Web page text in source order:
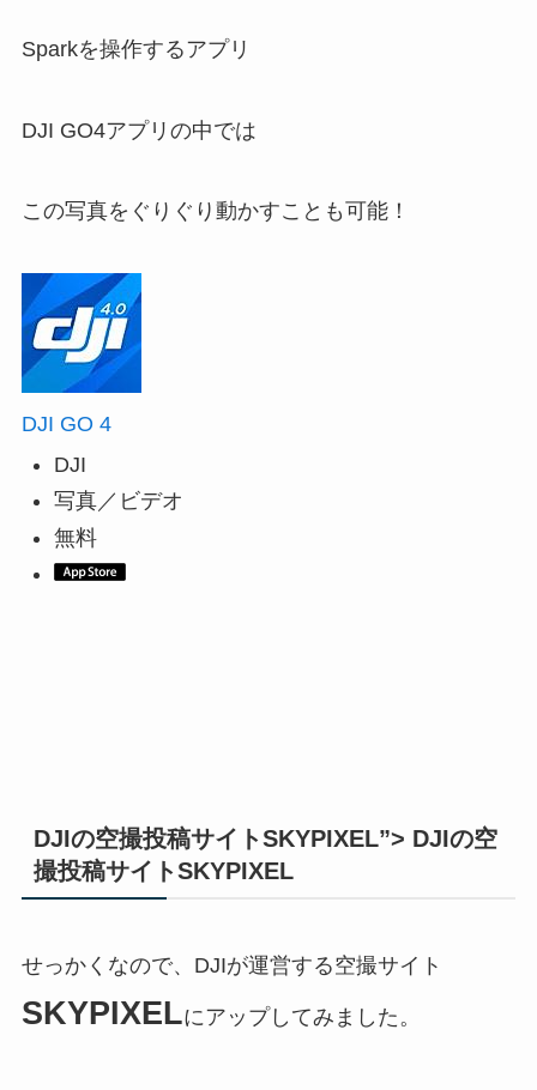
Sparkを操作するアプリ
DJI GO4アプリの中では
この写真をぐりぐり動かすことも可能！
DJI GO 4
DJI
写真／ビデオ
無料
DJIの空撮投稿サイトSKYPIXEL”> DJIの空
撮投稿サイトSKYPIXEL
せっかくなので、DJIが運営する空撮サイト
SKYPIXELにアップしてみました。